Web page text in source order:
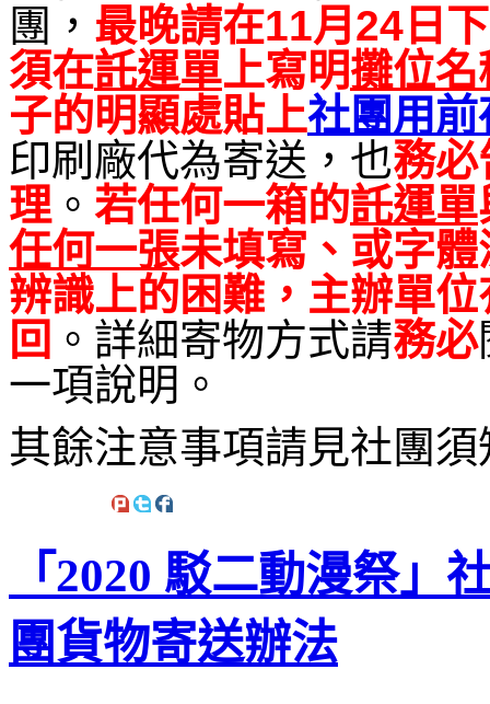
團， 最晚請在11月24日
須在託運單上寫明攤位名
子的明顯處貼上社團用
印刷廠代為寄送，也務必
理。 若任何一箱的託運單
任何一張未填寫、或字
辨識上的困難，主辦單
回 。詳細寄物方式請務必
一項說明。
其餘注意事項請見社團
「2020 駁二動漫祭」
團貨物寄送辦法